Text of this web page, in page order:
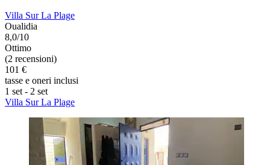
Villa Sur La Plage
Oualidia
8,0/10
Ottimo
(2 recensioni)
101 €
tasse e oneri inclusi
1 set - 2 set
Villa Sur La Plage